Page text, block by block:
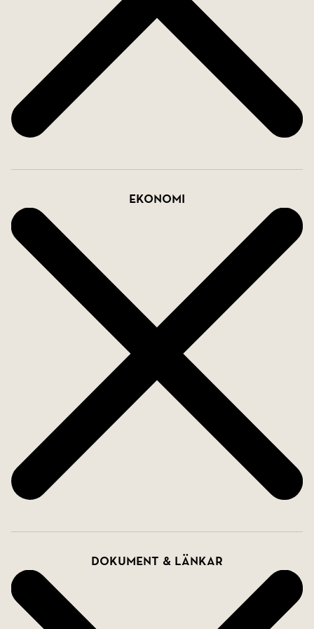
Föreningen är stabil och välskött med uppskattade
gemensamhetsutrymmen, vilket skapar ett
bekvämt och trivsamt boende. Ett perfekt hem för
studenten, förstagångsköparen eller pendlaren
som söker ett lättskött boende med attraktivt läge.
Varmt välkommen på visning!
Ekonomi
Dokument & länkar